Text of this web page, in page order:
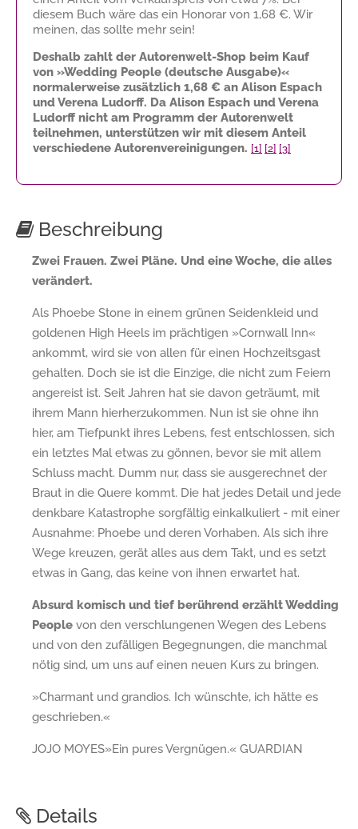
diesem Buch wäre das ein Honorar von 1,68 €. Wir
meinen, das sollte mehr sein!
Deshalb zahlt der Autorenwelt-Shop beim Kauf
von »Wedding People (deutsche Ausgabe)«
normalerweise zusätzlich 1,68 € an Alison Espach
und Verena Ludorff. Da Alison Espach und Verena
Ludorff nicht am Programm der Autorenwelt
teilnehmen, unterstützen wir mit diesem Anteil
verschiedene Autorenvereinigungen. [1] [2] [3]
Beschreibung
Zwei Frauen. Zwei Pläne. Und eine Woche, die alles
verändert.
Als Phoebe Stone in einem grünen Seidenkleid und
goldenen High Heels im prächtigen »Cornwall Inn«
ankommt, wird sie von allen für einen Hochzeitsgast
gehalten. Doch sie ist die Einzige, die nicht zum Feiern
angereist ist. Seit Jahren hat sie davon geträumt, mit
ihrem Mann hierherzukommen. Nun ist sie ohne ihn
hier, am Tiefpunkt ihres Lebens, fest entschlossen, sich
ein letztes Mal etwas zu gönnen, bevor sie mit allem
Schluss macht. Dumm nur, dass sie ausgerechnet der
Braut in die Quere kommt. Die hat jedes Detail und jede
denkbare Katastrophe sorgfältig einkalkuliert - mit einer
Ausnahme: Phoebe und deren Vorhaben. Als sich ihre
Wege kreuzen, gerät alles aus dem Takt, und es setzt
etwas in Gang, das keine von ihnen erwartet hat.
Absurd komisch und tief berührend erzähltWedding
People von den verschlungenen Wegen des Lebens
und von den zufälligen Begegnungen, die manchmal
nötig sind, um uns auf einen neuen Kurs zu bringen.
»Charmant und grandios. Ich wünschte, ich hätte es
geschrieben.«
JOJO MOYES»Ein pures Vergnügen.« GUARDIAN
Details